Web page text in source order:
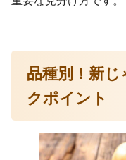
品種別！新
クポイント